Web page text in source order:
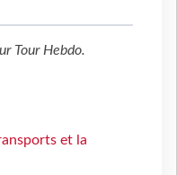
Tour Hebdo.
et la